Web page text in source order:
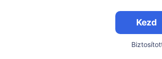
Kezd